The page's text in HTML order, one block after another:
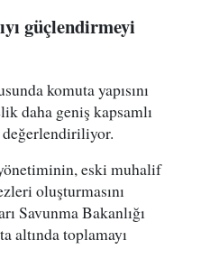
güçlendirmeyi
komuta yapısını
daha geniş kapsamlı
değerlendiriliyor.
eski muhalif
oluşturmasını
Savunma Bakanlığı
altında toplamayı